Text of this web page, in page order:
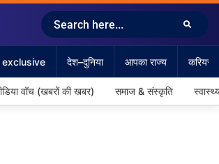
देश–दुनिया आपका राज्य करियर
वॉच (खबरों की खबर) समाज & संस्कृति